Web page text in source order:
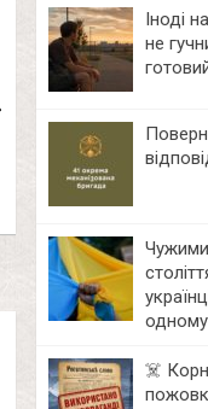
Іноді
не
одному
☠️